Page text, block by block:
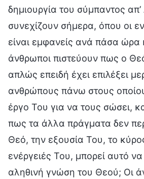
δημιουργία του σύμπαντος
συνεχίζουν σήμερα, όπου οι
είναι εμφανείς ανά πάσα ώρα
άνθρωποι πιστεύουν πως ο
απλώς επειδή έχει επιλέξει
ανθρώπους πάνω στους
έργο Του για να τους σώσει,
πως τα άλλα πράγματα δεν
Θεό, την εξουσία Του, το
ενέργειές Του, μπορεί αυτό
αληθινή γνώση του Θεού; Οι